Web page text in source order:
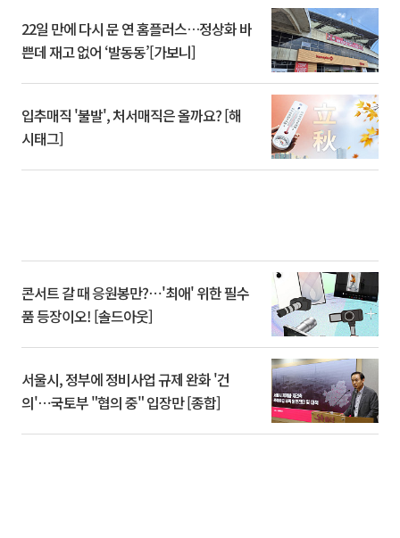
22일 만에 다시 문 연 홈플러스…정상화 바
쁜데 재고 없어 ‘발동동’[가보니]
입추매직 '불발', 처서매직은 올까요? [해
시태그]
콘서트 갈 때 응원봉만?⋯'최애' 위한 필수
품 등장이오! [솔드아웃]
서울시, 정부에 정비사업 규제 완화 '건
의'⋯국토부 "협의 중" 입장만 [종합]